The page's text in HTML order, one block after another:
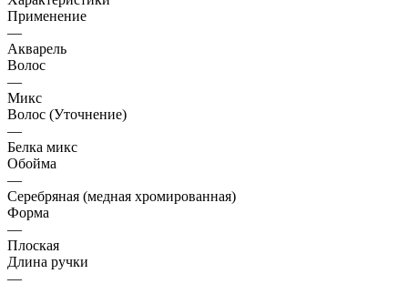
Применение
—
Акварель
Волос
—
Микс
Волос (Уточнение)
—
Белка микс
Обойма
—
Cеребряная (медная хромированная)
Форма
—
Плоская
Длина ручки
—